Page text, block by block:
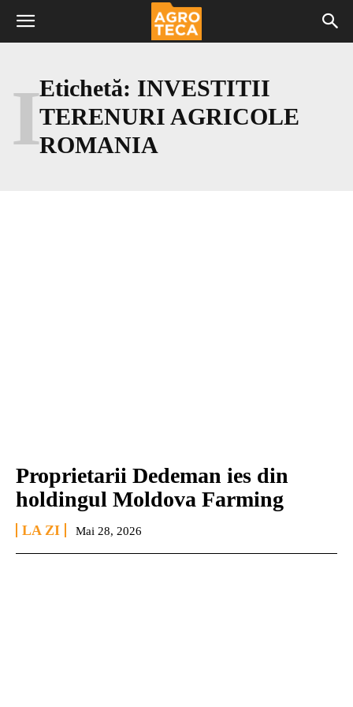
Etichetă: INVESTITII
TERENURI AGRICOLE
ROMANIA
I
Proprietarii Dedeman ies din
holdingul Moldova Farming
LA ZI Mai 28, 2026